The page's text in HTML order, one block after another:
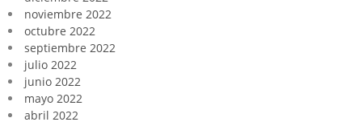
noviembre 2022
octubre 2022
septiembre 2022
julio 2022
junio 2022
mayo 2022
abril 2022